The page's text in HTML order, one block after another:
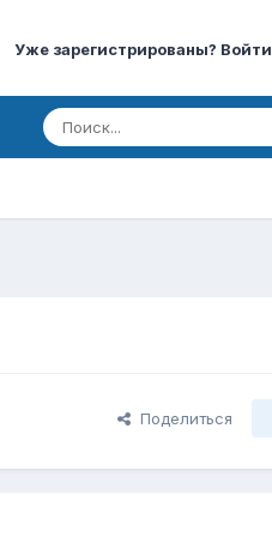
Уже зарегистрированы? Войти
Поделиться